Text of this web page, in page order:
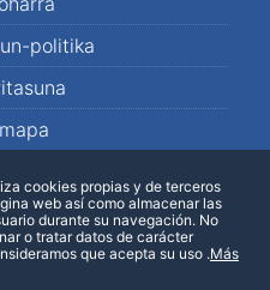
politika
cookies propias y de terceros
web así como almacenar las
durante su navegación. No
o tratar datos de carácter
que acepta su uso .Más